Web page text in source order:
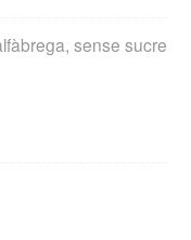
sense sucre